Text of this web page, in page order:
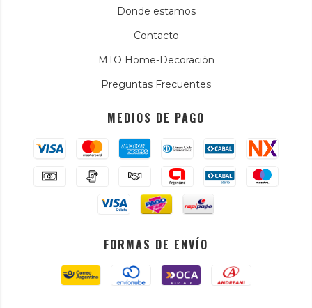
Donde estamos
Contacto
MTO Home-Decoración
Preguntas Frecuentes
MEDIOS DE PAGO
FORMAS DE ENVÍO